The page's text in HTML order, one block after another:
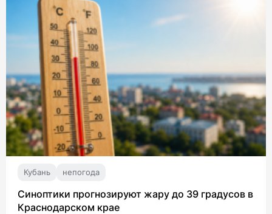
Кубань непогода
Синоптики прогнозируют жару до 39 градусов в
Краснодарском крае